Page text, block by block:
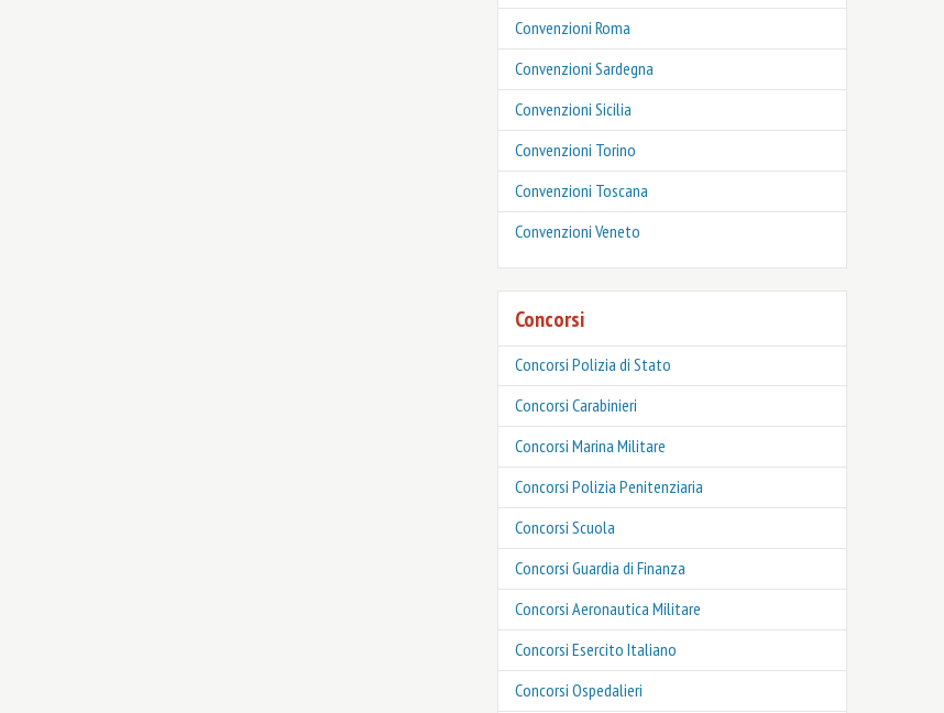
Convenzioni Roma
Convenzioni Sardegna
Convenzioni Sicilia
Convenzioni Torino
Convenzioni Toscana
Convenzioni Veneto
Concorsi
Concorsi Polizia di Stato
Concorsi Carabinieri
Concorsi Marina Militare
Concorsi Polizia Penitenziaria
Concorsi Scuola
Concorsi Guardia di Finanza
Concorsi Aeronautica Militare
Concorsi Esercito Italiano
Concorsi Ospedalieri